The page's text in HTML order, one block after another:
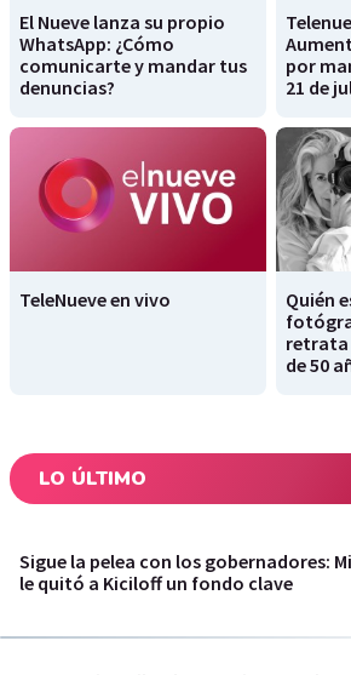
El Nueve lanza su propio
WhatsApp: ¿Cómo
comunicarte y mandar tus
denuncias?
por
21 de
TeleNueve en vivo
Quién
retrata
de 50
LO ÚLTIMO
Sigue la pelea con los gobernadores:
le quitó a Kiciloff un fondo clave